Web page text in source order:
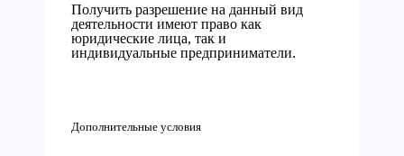
Получить разрешение на данный вид
деятельности имеют право как
юридические лица, так и
индивидуальные предприниматели.
Дополнительные условия